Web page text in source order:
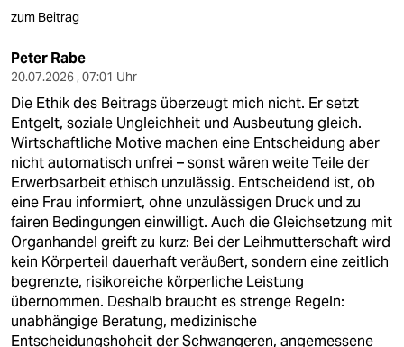
zum Beitrag
Peter Rabe
20.07.2026 , 07:01 Uhr
Die Ethik des Beitrags überzeugt mich nicht. Er setzt
Entgelt, soziale Ungleichheit und Ausbeutung gleich.
Wirtschaftliche Motive machen eine Entscheidung aber
nicht automatisch unfrei – sonst wären weite Teile der
Erwerbsarbeit ethisch unzulässig. Entscheidend ist, ob
eine Frau informiert, ohne unzulässigen Druck und zu
fairen Bedingungen einwilligt. Auch die Gleichsetzung mit
Organhandel greift zu kurz: Bei der Leihmutterschaft wird
kein Körperteil dauerhaft veräußert, sondern eine zeitlich
begrenzte, risikoreiche körperliche Leistung
übernommen. Deshalb braucht es strenge Regeln:
unabhängige Beratung, medizinische
Entscheidungshoheit der Schwangeren, angemessene